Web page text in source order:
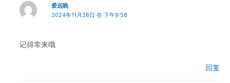
爱远眺
2024年11月28日 在 下午9:58
记得常来哦
回复